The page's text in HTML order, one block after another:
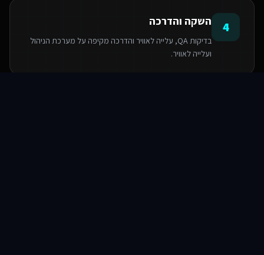
4 השקה והדרכה
בדיקות QA, עלייה לאוויר והדרכה מקיפה על מערכת הניהול
ועלייה לאוויר.